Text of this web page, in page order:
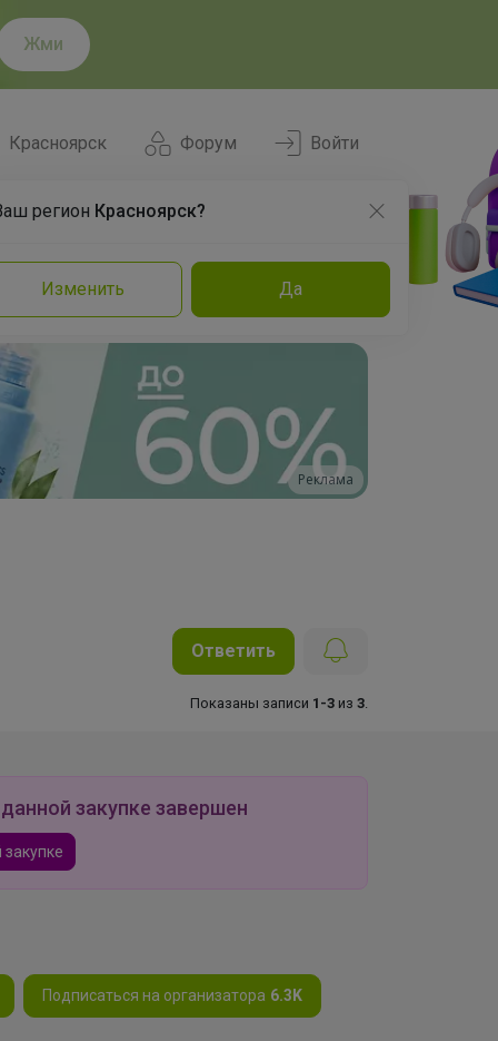
Жми
Форум
Красноярск
регион Красноярск?
Изменить Да
Войти
Команда Эксперты
Реклама
Ответить
Показаны записи 1-3 из 3
закупке завершен
Подписаться на организатора 6.3K